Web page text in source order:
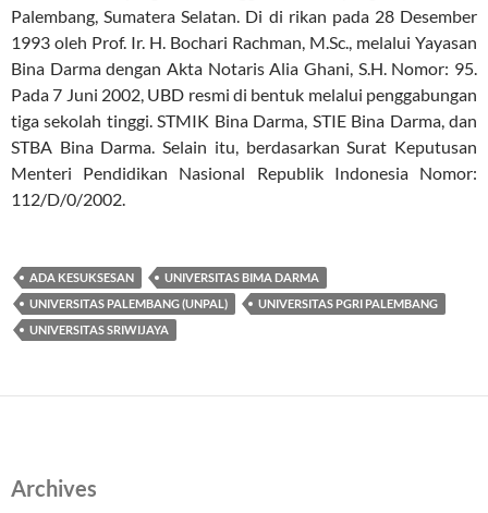
Palembang, Sumatera Selatan. Di di rikan pada 28 Desember
1993 oleh Prof. Ir. H. Bochari Rachman, M.Sc., melalui Yayasan
Bina Darma dengan Akta Notaris Alia Ghani, S.H. Nomor: 95.
Pada 7 Juni 2002, UBD resmi di bentuk melalui penggabungan
tiga sekolah tinggi. STMIK Bina Darma, STIE Bina Darma, dan
STBA Bina Darma. Selain itu, berdasarkan Surat Keputusan
Menteri Pendidikan Nasional Republik Indonesia Nomor:
112/D/0/2002.
ADA KESUKSESAN
UNIVERSITAS BIMA DARMA
UNIVERSITAS PALEMBANG (UNPAL)
UNIVERSITAS PGRI PALEMBANG
UNIVERSITAS SRIWIJAYA
Archives